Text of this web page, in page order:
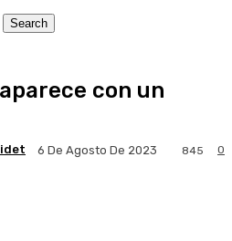
con un
6 De Agosto De 2023 0
845